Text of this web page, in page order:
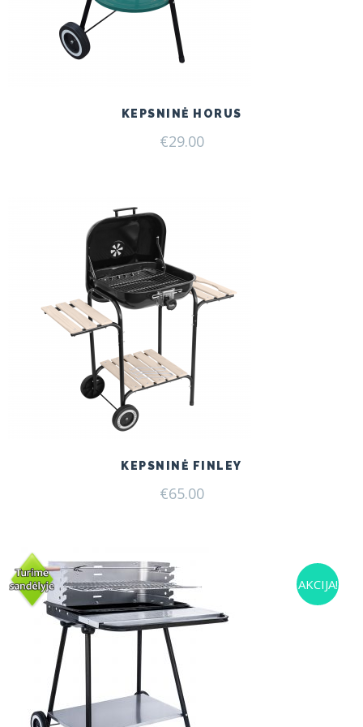
KEPSNINĖ HORUS
€29.00
KEPSNINĖ FINLEY
€65.00
AKCIJA!